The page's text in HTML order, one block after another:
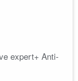
expert+ Anti-